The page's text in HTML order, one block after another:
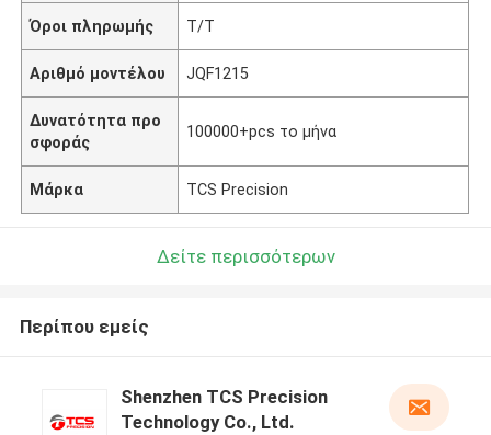
Όροι πληρωμής T/T
Αριθμό μοντέλου JQF1215
Δυνατότητα προ
σφοράς
100000+pcs το μήνα
Μάρκα TCS Precision
Δείτε περισσότερων
Περίπου εμείς
Shenzhen TCS Precision
Technology Co., Ltd.